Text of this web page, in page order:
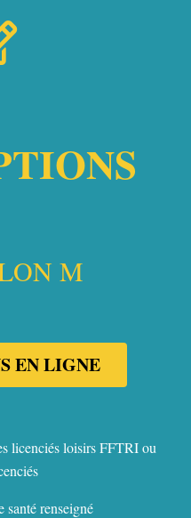
M​
EN LIGNE
licenciés loisirs FFTRI ou
santé renseigné